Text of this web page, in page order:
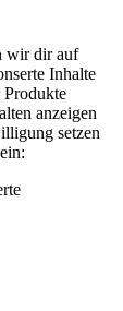
wir dir auf
Inhalte
Produkte
anzeigen
setzen